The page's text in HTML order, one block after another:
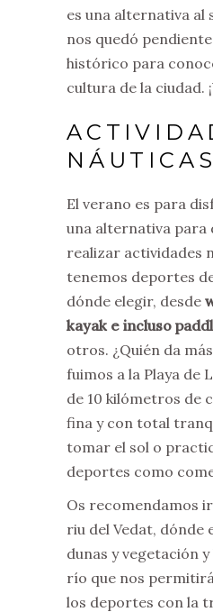
es una alternativa al
nos quedó
histórico para
cultura de la ciudad.
NÁUTICAS
El verano es para
una alternativa para
realizar actividades
tenemos deportes
dónde elegir, desde
kayak e incluso
otros. ¿Quién da
fuimos a la Playa de
de 10 kilómetros de
fina y con total
tomar el sol o
deportes como
Os recomendamos
riu del Vedat, dónde
dunas y vegetación
río que nos
los deportes con la